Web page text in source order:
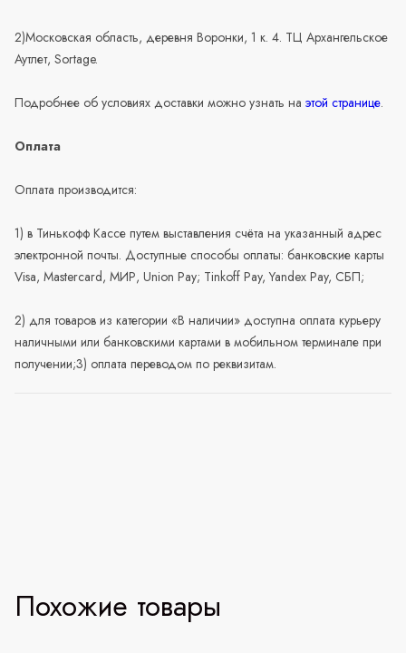
2)Московская область, деревня Воронки, 1 к. 4. ТЦ Архангельское
Аутлет, Sortage.
Подробнее об условиях доставки можно узнать на этой странице.
Оплата
Оплата производится:
1) в Тинькофф Кассе путем выставления счёта на указанный адрес
электронной почты. Доступные способы оплаты: банковские карты
Visa, Mastercard, МИР, Union Pay; Tinkoff Pay, Yandex Pay, СБП;
2) для товаров из категории «В наличии» доступна оплата курьеру
наличными или банковскими картами в мобильном терминале при
получении;3) оплата переводом по реквизитам.
Похожие товары